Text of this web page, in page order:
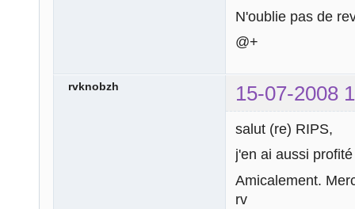
N'oublie pas de
@+
rvknobzh 15-07-2008
salut (re) RIPS,
j'en ai aussi
Amicalement.
rv